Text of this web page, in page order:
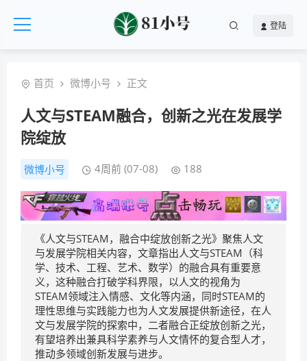
登陆
首页 微博小号 正文
人文与STEAM融合，创新之光在发展学
院绽放
微博小号 4周前 (07-08) 188
《人文与STEAM，融合中绽放创新之光》聚焦人文
与发展学院相关内容，文章指出人文与STEAM（科
学、技术、工程、艺术、数学）的融合具有重要意
义，这种融合打破学科界限，以人文的视角为
STEAM领域注入情感、文化等内涵，同时STEAM的
理性思维与实践能力也为人文发展提供新途径，在人
文与发展学院的探索中，二者融合正绽放创新之光，
有望培养出兼具科学素养与人文情怀的复合型人才，
推动多领域创新发展与进步。